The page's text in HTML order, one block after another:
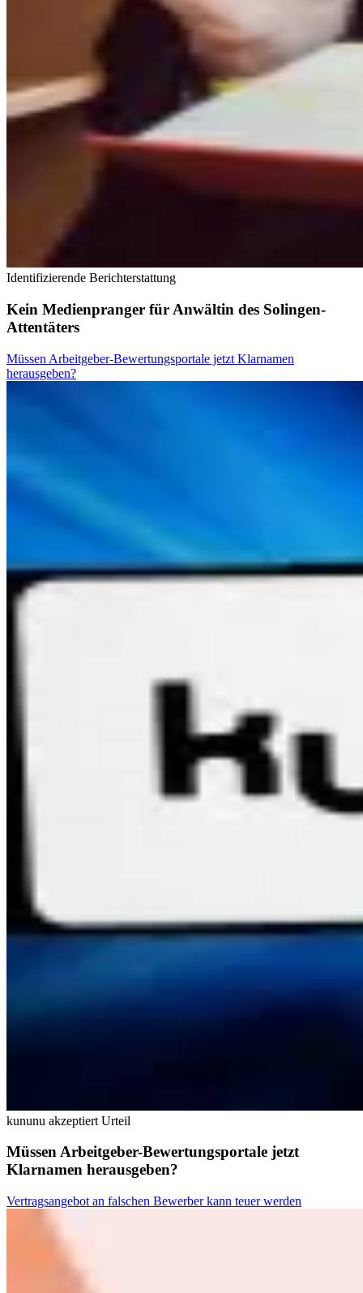
Identifizierende Berichterstattung
Kein Medienpranger für Anwältin des Solingen-
Attentäters
Müssen Arbeitgeber-Bewertungsportale jetzt Klarnamen
herausgeben?
kununu akzeptiert Urteil
Müssen Arbeitgeber-Bewertungsportale jetzt
Klarnamen herausgeben?
Vertragsangebot an falschen Bewerber kann teuer werden